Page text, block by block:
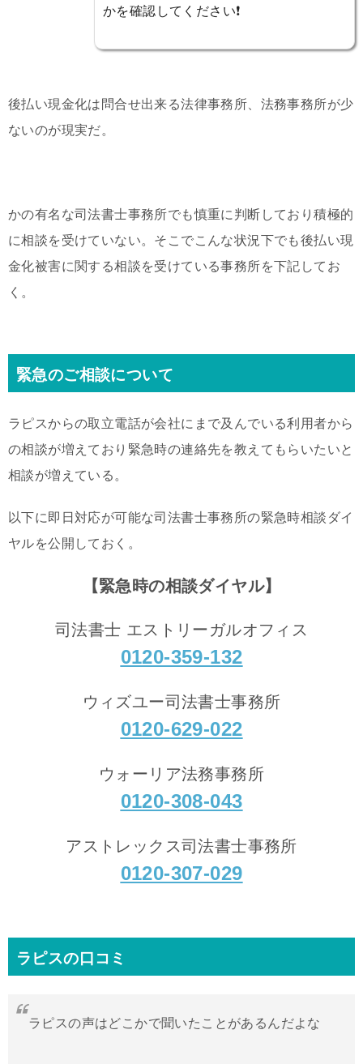
かを確認してください❗️
後払い現金化は問合せ出来る法律事務所、法務事務所が少
ないのが現実だ。
かの有名な司法書士事務所でも慎重に判断しており積極的
に相談を受けていない。そこでこんな状況下でも後払い現
金化被害に関する相談を受けている事務所を下記してお
く。
緊急のご相談について
ラピスからの取立電話が会社にまで及んでいる利用者から
の相談が増えており緊急時の連絡先を教えてもらいたいと
相談が増えている。
以下に即日対応が可能な司法書士事務所の緊急時相談ダイ
ヤルを公開しておく。
【緊急時の相談ダイヤル】
司法書士 エストリーガルオフィス
0120-359-132
ウィズユー司法書士事務所
0120-629-022
ウォーリア法務事務所
0120-308-043
アストレックス司法書士事務所
0120-307-029
ラピスの口コミ
ラピスの声はどこかで聞いたことがあるんだよな